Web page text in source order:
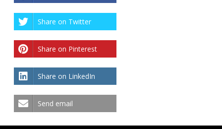
Share on Twitter
Share on Pinterest
Share on LinkedIn
Send email